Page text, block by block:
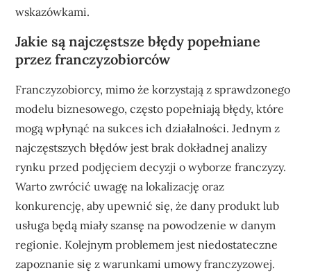
wskazówkami.
Jakie są najczęstsze błędy popełniane
przez franczyzobiorców
Franczyzobiorcy, mimo że korzystają z sprawdzonego
modelu biznesowego, często popełniają błędy, które
mogą wpłynąć na sukces ich działalności. Jednym z
najczęstszych błędów jest brak dokładnej analizy
rynku przed podjęciem decyzji o wyborze franczyzy.
Warto zwrócić uwagę na lokalizację oraz
konkurencję, aby upewnić się, że dany produkt lub
usługa będą miały szansę na powodzenie w danym
regionie. Kolejnym problemem jest niedostateczne
zapoznanie się z warunkami umowy franczyzowej.